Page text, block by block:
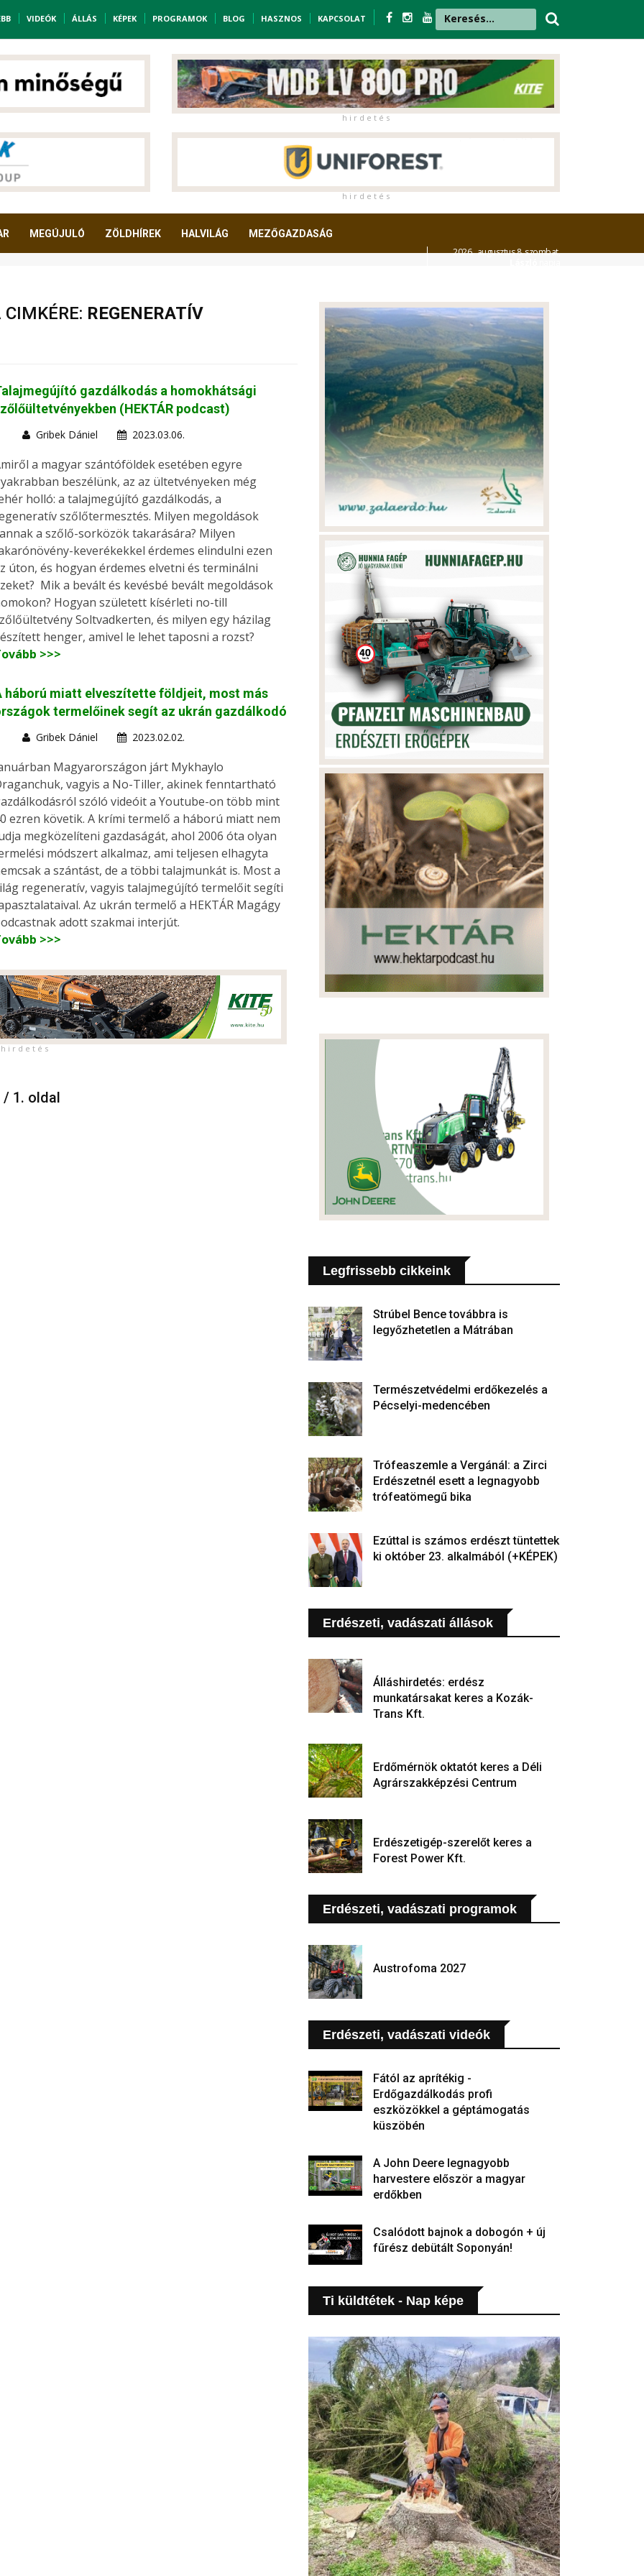
VIDEÓK ÁLLÁS KÉPEK PROGRAMOK BLOG HASZNOS KAPCSOLAT
h i r d e t é s
h i r d e t é s
MEGÚJULÓ ZÖLDHÍREK HALVILÁG MEZŐGAZDASÁG
2026. augusztus 8. szombat,
CIMKÉRE: REGENERATÍV
gazdálkodás a homokhátsági
(HEKTÁR podcast)
Gribek Dániel 2023.03.06.
a magyar szántóföldek esetében egyre
beszélünk, az az ültetvényeken még
holló: a talajmegújító gazdálkodás, a
szőlőtermesztés. Milyen megoldások
a szőlő-sorközök takarására? Milyen
keverékekkel érdemes elindulni ezen
úton, és hogyan érdemes elvetni és terminálni
Mik a bevált és kevésbé bevált megoldások
Hogyan született kísérleti no-till
Soltvadkerten, és milyen egy házilag
henger, amivel le lehet taposni a rozst?
>>>
háború miatt elveszítette földjeit, most más
termelőinek segít az ukrán gazdálkodó
Gribek Dániel 2023.02.02.
Magyarországon járt Mykhaylo
vagyis a No-Tiller, akinek fenntartható
szóló videóit a Youtube-on több mint
ezren követik. A krími termelő a háború miatt nem
megközelíteni gazdaságát, ahol 2006 óta olyan
módszert alkalmaz, ami teljesen elhagyta
a szántást, de a többi talajmunkát is. Most a
regeneratív, vagyis talajmegújító termelőit segíti
Az ukrán termelő a HEKTÁR Magágy
adott szakmai interjút.
>>>
h i r d e t é s
/ 1. oldal
Legfrissebb cikkeink
Strúbel Bence továbbra is
legyőzhetetlen a Mátrában
Természetvédelmi erdőkezelés a
Pécselyi-medencében
Trófeaszemle a Vergánál: a Zirci
Erdészetnél esett a legnagyobb
trófeatömegű bika
Ezúttal is számos erdészt tüntettek
ki október 23. alkalmából (+KÉPEK)
Erdészeti, vadászati állások
Álláshirdetés: erdész
munkatársakat keres a Kozák-
Trans Kft.
Erdőmérnök oktatót keres a Déli
Agrárszakképzési Centrum
Erdészetigép-szerelőt keres a
Forest Power Kft.
Erdészeti, vadászati programok
Austrofoma 2027
Erdészeti, vadászati videók
Fától az aprítékig -
Erdőgazdálkodás profi
eszközökkel a géptámogatás
küszöbén
A John Deere legnagyobb
harvestere először a magyar
erdőkben
Csalódott bajnok a dobogón + új
fűrész debütált Soponyán!
Ti küldtétek - Nap képe